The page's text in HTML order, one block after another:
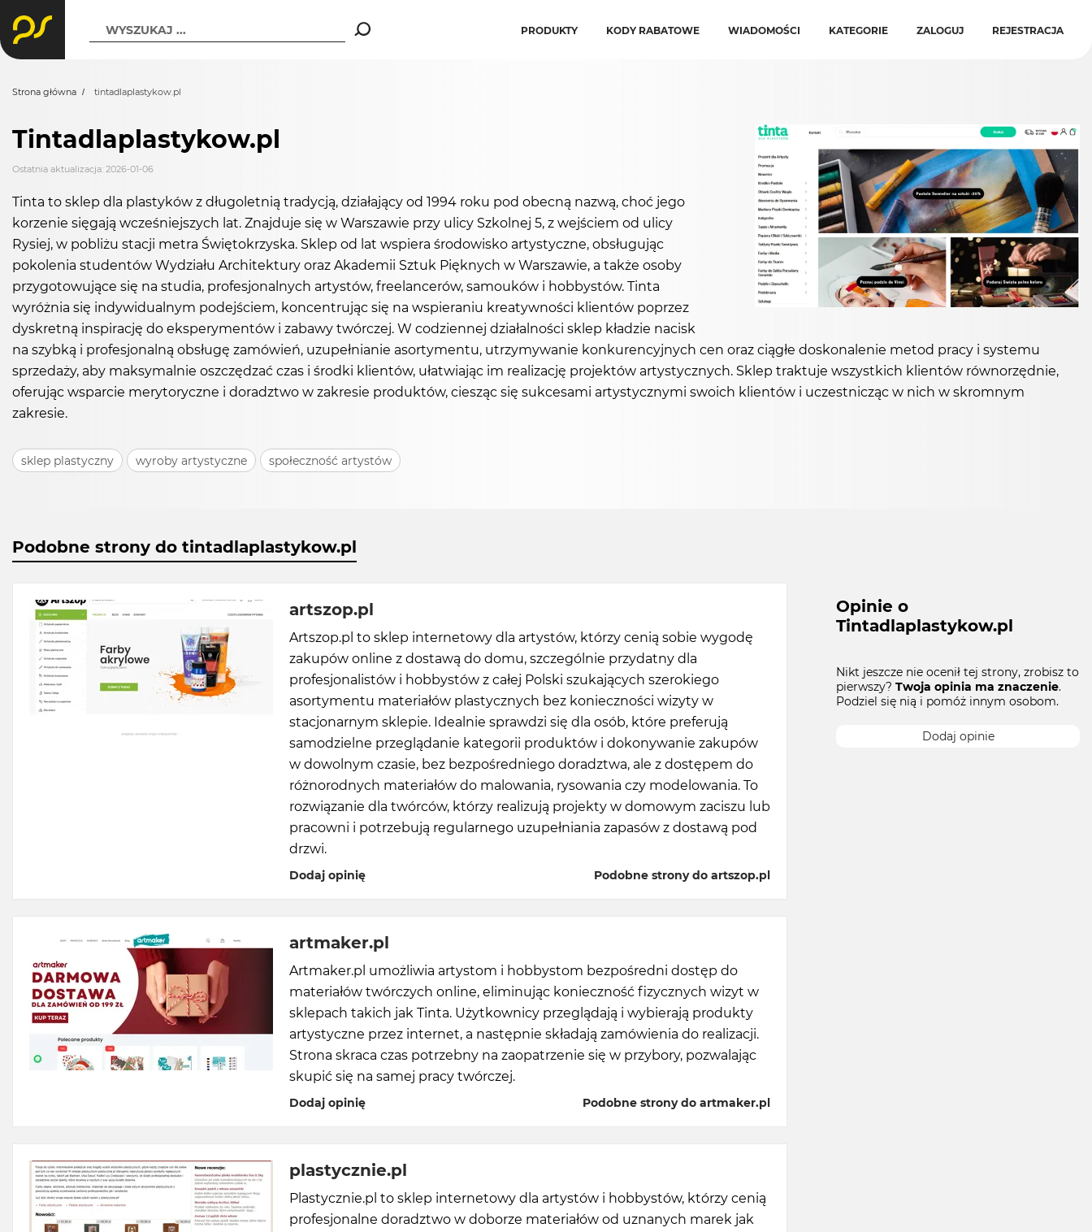
WYSZUKAJ ... PRODUKTY KODY RABATOWE WIADOMOŚCI KATEGORIE ZALOGUJ REJESTRACJA
Strona główna tintadlaplastykow.pl
Tintadlaplastykow.pl
Ostatnia aktualizacja: 2026-01-06
Tinta to sklep dla plastyków z długoletnią tradycją, działający od 1994 roku pod obecną nazwą, choć jego
korzenie sięgają wcześniejszych lat. Znajduje się w Warszawie przy ulicy Szkolnej 5, z wejściem od ulicy
Rysiej, w pobliżu stacji metra Świętokrzyska. Sklep od lat wspiera środowisko artystyczne, obsługując
pokolenia studentów Wydziału Architektury oraz Akademii Sztuk Pięknych w Warszawie, a także osoby
przygotowujące się na studia, profesjonalnych artystów, freelancerów, samouków i hobbystów. Tinta
wyróżnia się indywidualnym podejściem, koncentrując się na wspieraniu kreatywności klientów poprzez
dyskretną inspirację do eksperymentów i zabawy twórczej. W codziennej działalności sklep kładzie nacisk
na szybką i profesjonalną obsługę zamówień, uzupełnianie asortymentu, utrzymywanie konkurencyjnych cen oraz ciągłe doskonalenie metod pracy i systemu
sprzedaży, aby maksymalnie oszczędzać czas i środki klientów, ułatwiając im realizację projektów artystycznych. Sklep traktuje wszystkich klientów równorzędnie,
oferując wsparcie merytoryczne i doradztwo w zakresie produktów, ciesząc się sukcesami artystycznymi swoich klientów i uczestnicząc w nich w skromnym
zakresie.
sklep plastyczny wyroby artystyczne społeczność artystów
Podobne strony do tintadlaplastykow.pl
artszop.pl
Artszop.pl to sklep internetowy dla artystów, którzy cenią sobie wygodę
zakupów online z dostawą do domu, szczególnie przydatny dla
profesjonalistów i hobbystów z całej Polski szukających szerokiego
asortymentu materiałów plastycznych bez konieczności wizyty w
stacjonarnym sklepie. Idealnie sprawdzi się dla osób, które preferują
samodzielne przeglądanie kategorii produktów i dokonywanie zakupów
w dowolnym czasie, bez bezpośredniego doradztwa, ale z dostępem do
różnorodnych materiałów do malowania, rysowania czy modelowania. To
rozwiązanie dla twórców, którzy realizują projekty w domowym zaciszu lub
pracowni i potrzebują regularnego uzupełniania zapasów z dostawą pod
drzwi.
Dodaj opinię Podobne strony do artszop.pl
artmaker.pl
Artmaker.pl umożliwia artystom i hobbystom bezpośredni dostęp do
materiałów twórczych online, eliminując konieczność fizycznych wizyt w
sklepach takich jak Tinta. Użytkownicy przeglądają i wybierają produkty
artystyczne przez internet, a następnie składają zamówienia do realizacji.
Strona skraca czas potrzebny na zaopatrzenie się w przybory, pozwalając
skupić się na samej pracy twórczej.
Dodaj opinię Podobne strony do artmaker.pl
plastycznie.pl
Plastycznie.pl to sklep internetowy dla artystów i hobbystów, którzy cenią
profesjonalne doradztwo w doborze materiałów od uznanych marek jak
Opinie o
Tintadlaplastykow.pl
Nikt jeszcze nie ocenił tej strony, zrobisz to
pierwszy? Twoja opinia ma znaczenie.
Podziel się nią i pomóż innym osobom.
Dodaj opinie